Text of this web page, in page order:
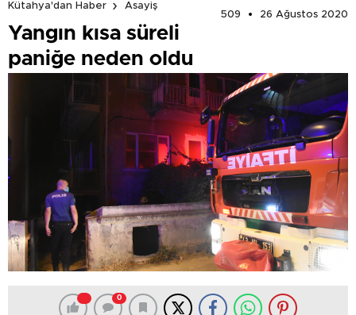
Kütahya'dan Haber
Asayiş
509
26 Ağustos 2020
Yangın kısa süreli
paniğe neden oldu
0